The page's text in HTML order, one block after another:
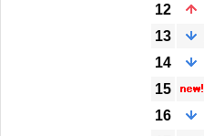
12
13
14
15
16